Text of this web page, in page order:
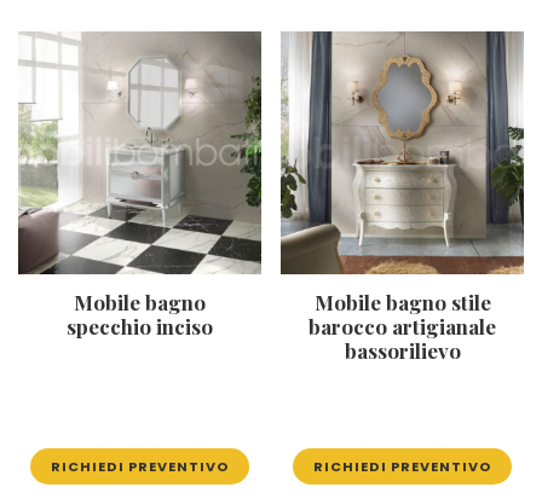
Mobile bagno
specchio inciso
RICHIEDI PREVENTIVO
Mobile bagno stile
barocco artigianale
bassorilievo
RICHIEDI PREVENTIVO